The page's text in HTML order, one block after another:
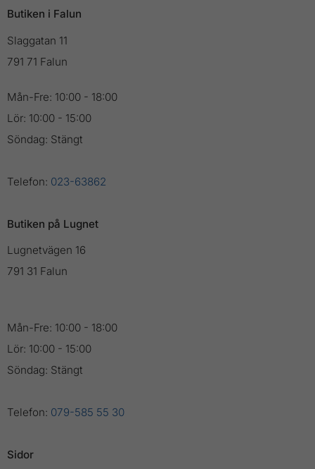
Butiken i Falun
Slaggatan 11
791 71 Falun
Mån-Fre: 10:00 - 18:00
Lör: 10:00 - 15:00
Söndag: Stängt
Telefon: 023-63862
Butiken på Lugnet
Lugnetvägen 16
791 31 Falun
Mån-Fre: 10:00 - 18:00
Lör: 10:00 - 15:00
Söndag: Stängt
Telefon: 079-585 55 30
Sidor